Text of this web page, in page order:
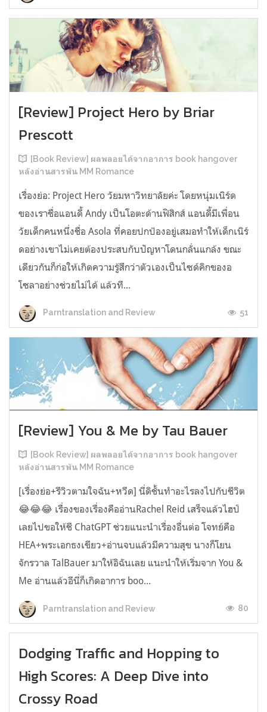
[Review] Project Hero by Briar
Prescott
[Book Review] ผลพลอยได้จากอาการ book hangover
หลังอ่านสารพัน MM Romance
เรื่องย่อ: Project Hero วัยมหาวิทยาลัยค่ะ โดยหนุ่มเนิร์ด
ของเราชื่อแอนดี้ Andy เป็นโอตะด้านฟิสิกส์ แอนดี้มีเพื่อน
วัยเด็กคนหนึ่งชื่อ Asola ที่คอยปกป้องอยู่เสมอทำให้เด็กเนิร์
ดอย่างเขาไม่เคยต้องประสบกับปัญหาโดนกลั่นแกล้ง ขณะ
เดียวกันก็ก่อให้เกิดความรู้สึกว่าตัวเองเป็นไซด์คิกของอ
โซลาอย่างช่วยไม่ได้ แล้วที...
Parntranslation and Review 51
[Review] You & Me by Tau Bauer
[Book Review] ผลพลอยได้จากอาการ book hangover
หลังอ่านสารพัน MM Romance
[เรื่องย่อ+รีวิวตามใจฉัน+หวีด] นี่ดิชั้นทำอะไรลงไปกับชีวิต
😂😂😂 เรื่องของเรื่องคืออ่านRachel Reid เสร็จแล้วไฮป์
เลยไปขอให้ชี ChatGPT ช่วยแนะนำเรื่องอื่นต่อ โจทย์คือ
HEA+พระเอกธงเขียว+อ่านจบแล้วมีความสุข นางก็โยน
จักรวาล TalBauer มาให้อิฉันเลย แนะนำให้เริ่มจาก You &
Me อ่านแล้วอีนี่ก็เกิดอาการ boo...
Parntranslation and Review 80
Dodging Traffic and Hopping to
High Scores: A Deep Dive into
Crossy Road